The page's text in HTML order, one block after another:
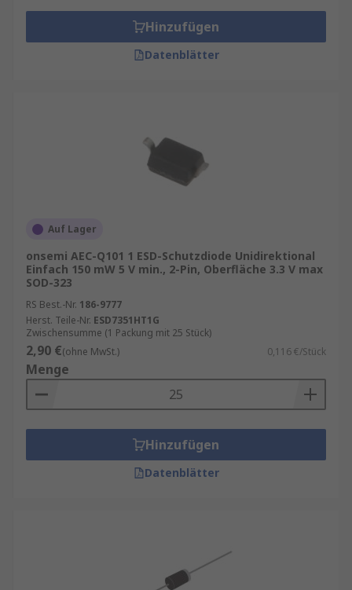
Hinzufügen
Datenblätter
Auf Lager
onsemi AEC-Q101 1 ESD-Schutzdiode Unidirektional
Einfach 150 mW 5 V min., 2-Pin, Oberfläche 3.3 V max
SOD-323
RS Best.-Nr. 186-9777
Herst. Teile-Nr. ESD7351HT1G
Zwischensumme (1 Packung mit 25 Stück)
2,90 €(ohne MwSt.) 0,116 €/Stück
Menge
Hinzufügen
Datenblätter